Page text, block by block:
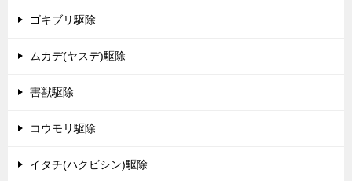
ゴキブリ駆除
ムカデ(ヤスデ)駆除
害獣駆除
コウモリ駆除
イタチ(ハクビシン)駆除